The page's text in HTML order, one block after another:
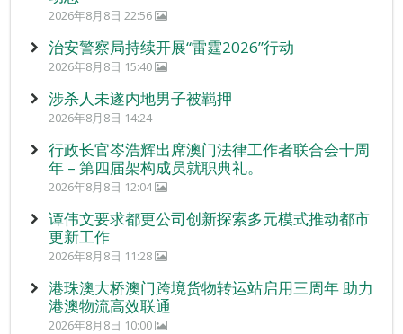
2026年8月8日 22:56
治安警察局持续开展“雷霆2026”行动
2026年8月8日 15:40
涉杀人未遂内地男子被羁押
2026年8月8日 14:24
行政长官岑浩辉出席澳门法律工作者联合会十周
年 – 第四届架构成员就职典礼。
2026年8月8日 12:04
谭伟文要求都更公司创新探索多元模式推动都市
更新工作
2026年8月8日 11:28
港珠澳大桥澳门跨境货物转运站启用三周年 助力
港澳物流高效联通
2026年8月8日 10:00